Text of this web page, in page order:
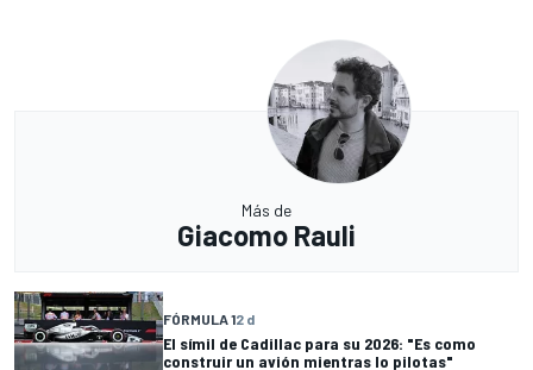
Más de
Giacomo Rauli
FÓRMULA 12 d
El símil de Cadillac para su 2026: "Es como
construir un avión mientras lo pilotas"